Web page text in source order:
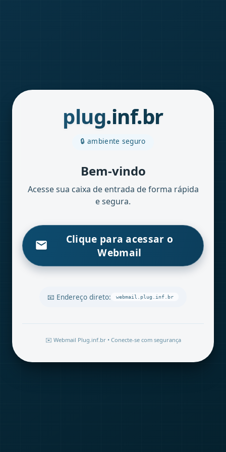
plug.inf.br
🔒 ambiente seguro
Bem-vindo
Acesse sua caixa de entrada de forma rápida
e segura.
Clique para acessar o
Webmail
📧 Endereço direto: webmail.plug.inf.br
✉️ Webmail Plug.inf.br • Conecte-se com segurança